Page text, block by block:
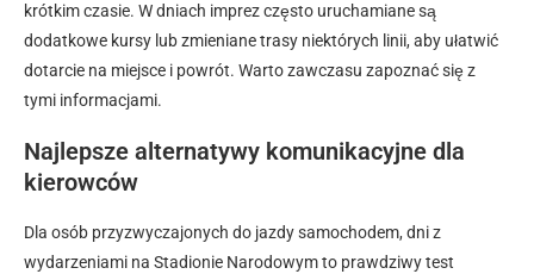
krótkim czasie. W dniach imprez często uruchamiane są
dodatkowe kursy lub zmieniane trasy niektórych linii, aby ułatwić
dotarcie na miejsce i powrót. Warto zawczasu zapoznać się z
tymi informacjami.
Najlepsze alternatywy komunikacyjne dla
kierowców
Dla osób przyzwyczajonych do jazdy samochodem, dni z
wydarzeniami na Stadionie Narodowym to prawdziwy test